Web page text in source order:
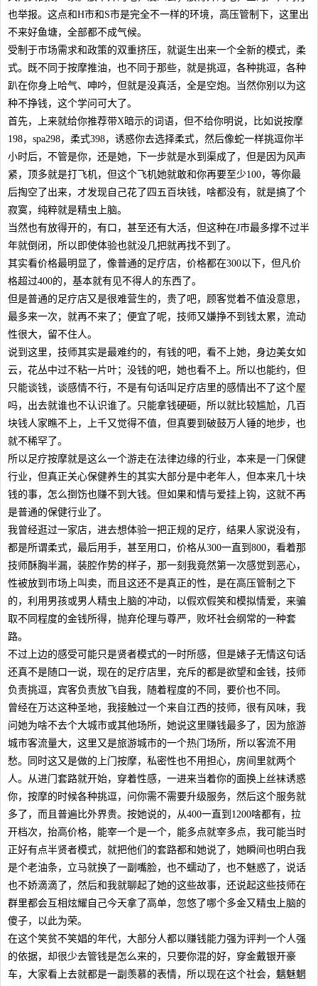
也举报。这点和H市和S市是完全不一样的环境，高压管制下，这里出
不来好鱼塘，全部都不成气候。
受制于市场需求和政策的双重挤压，就诞生出来一个全新的模式，柔
式。既不同于按摩推油，也不同于那些，就是挑逗，各种挑逗，各种
趴在你身上哈气、呻吟，但就是没真活，全是空炮。当然你别以为这
种不挣钱，这个学问可大了。
首先，上来就给你推荐带X暗示的词语，但不给你明说，比如说按摩
198，spa298，柔式398，诱惑你去选择柔式，然后像蛇一样挑逗你半
小时后，不管是你，还是她，下一步就是水到渠成了，但是因为风声
紧，顶多就是打飞机，但这个飞机她就敢和你再要至少100，等你最
后掏空了出来，才发现自己花了四五百块钱，啥都没有，就是搞了个
寂寞，纯粹就是精虫上脑。
当然也有放得开的，有口，甚至还有大活，但这种在J市最多撑不过半
年就倒闭，所以即使体验也就没几把就再找不到了。
其实看价格最明显了，像普通的足疗店，价格都在300以下，但凡价
格超过400的，基本就有见不得人的东西了。
但是普通的足疗店又是很难营生的，贵了吧，顾客觉着不值没意思，
最多来一次，就再不来了；便宜了呢，技师又嫌挣不到钱太累，流动
性很大，留不住人。
说到这里，技师其实是最难约的，有钱的吧，看不上她，身边美女如
云，花丛中过不粘一片叶；没钱的吧，她也看不上。所以也能约，但
只能谈钱，谈感情不行，不是有句话叫足疗店里的感情出不了这个屋
吗，出去就谁也不认识谁了。只能拿钱硬砸，所以就比较尴尬，几百
块钱人家瞧不上，上千又觉得不值，但真要到破鼓万人锤的地步，也
就不稀罕了。
所以足疗按摩就是这么一个游走在法律边缘的行业，本来是一门保健
行业，但真正关心保健养生的其实大部分是中老年人，但本来几十块
钱的事，怎么捯饬也赚不到大钱。但如果和情与爱挂上钩，这就不再
是普通的保健行业了。
我曾经逛过一家店，进去想体验一把正规的足疗，结果人家说没有，
都是所谓柔式，最后用手，甚至用口，价格从300一直到800，看着那
技师酥胸半漏，装腔作势的样子，那一刻我竟然第一次感觉到恶心，
性被放到市场上叫卖，而且这还不是真正的性，是在高压管制之下
的，利用男孩或男人精虫上脑的冲动，以假欢假笑和模拟情爱，来骗
取不同程度的金钱所得，抛弃伦理与尊严，败坏社会纲常的一种套
路。
不过上边的感受可能只是贤者模式的一时所感，但是婊子无情这句话
还真不是随口一说，现在的足疗店里，充斥的都是欲望和金钱，技师
负责挑逗，宾客负责放飞自我，随着程度的不同，要价也不同。
曾经在万达这种圣地，我接触过一个来自江西的技师，很有风味，我
问她为啥不去个大城市或其他场所，她说这里赚钱最多了，因为旅游
城市客流量大，这里又是旅游城市的一个热门场所，所以客流不用
愁。同时这又是做的上门按摩，私密性也不用担心，房间里就两个
人。从进门套路就开始，穿着性感，一进来当着你的面换上丝袜诱惑
你，按摩的时候各种挑逗，问你需不需要升级服务，然后这个服务就
多了，而且普遍比外界贵。按她说的，从400一直到1200啥都有，拉
开档次，抬高价格，能宰一个是一个，能多点就宰多点，我可能当时
正好有点半贤者模式，就把他们的套路都和她说了，她瞬间也明白我
是个老油条，立马就换了一副嘴脸，也不蠕动了，也不魅惑了，说话
也不娇滴滴了，然后和我就聊起了她的这些故事，还说起这些技师在
群里都会互相炫耀自己今天拿了高单，忽悠了哪个多金又精虫上脑的
傻子，以此为荣。
在这个笑贫不笑娼的年代，大部分人都以赚钱能力强为评判一个人强
的依据，却很少去管钱是怎么来的，只要你混的好，穿金戴银开豪
车，大家看上去就都是一副羡慕的表情，所以现在这个社会，魑魅魍